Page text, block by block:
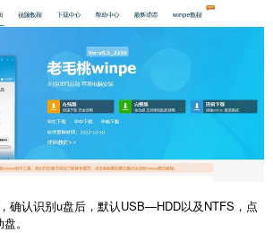
确认识别u盘后，默认USB—HDD以及NTFS，点
。